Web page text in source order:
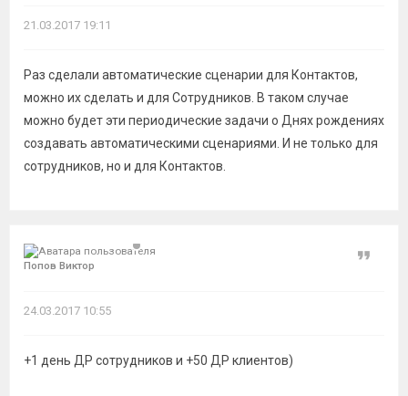
21.03.2017 19:11
Раз сделали автоматические сценарии для Контактов,
можно их сделать и для Сотрудников. В таком случае
можно будет эти периодические задачи о Днях рождениях
создавать автоматическими сценариями. И не только для
сотрудников, но и для Контактов.
Попов Виктор
Цитата
24.03.2017 10:55
+1 день ДР сотрудников и +50 ДР клиентов)